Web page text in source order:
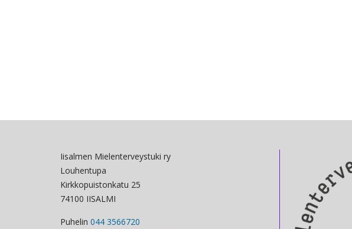
Iisalmen Mielenterveystuki ry
Louhentupa
Kirkkopuistonkatu 25
74100 IISALMI
Puhelin 044 3566720